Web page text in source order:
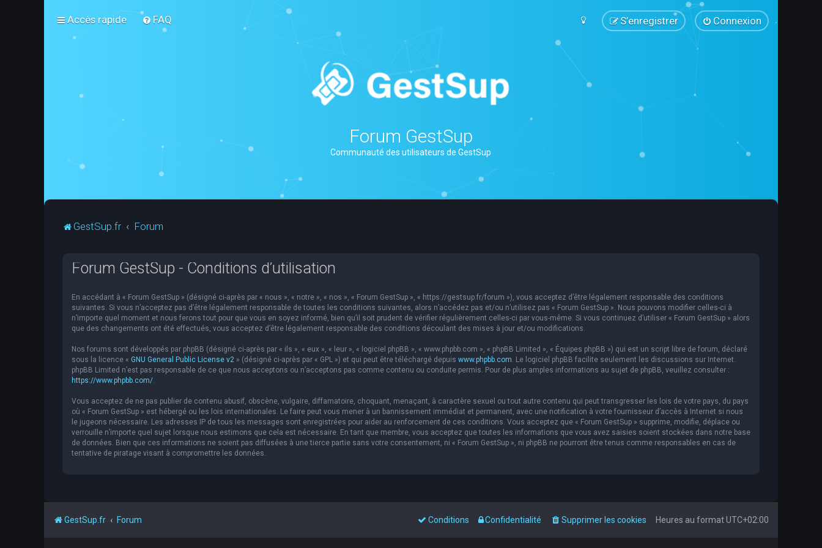
Accès rapide FAQ Connexion
S’enregistrer
Forum GestSup
Communauté des utilisateurs de GestSup
GestSup.fr Forum
Forum GestSup - Conditions d’utilisation
En accédant à « Forum GestSup » (désigné ci-après par « nous », « notre », « nos », « Forum GestSup », « https://gestsup.fr/forum »), vous acceptez d’être légalement responsable des conditions
suivantes. Si vous n’acceptez pas d’être légalement responsable de toutes les conditions suivantes, alors n’accédez pas et/ou n’utilisez pas « Forum GestSup ». Nous pouvons modifier celles-ci à
n’importe quel moment et nous ferons tout pour que vous en soyez informé, bien qu’il soit prudent de vérifier régulièrement celles-ci par vous-même. Si vous continuez d’utiliser « Forum GestSup » alors
que des changements ont été effectués, vous acceptez d’être légalement responsable des conditions découlant des mises à jour et/ou modifications.
Nos forums sont développés par phpBB (désigné ci-après par « ils », « eux », « leur », « logiciel phpBB », « www.phpbb.com », « phpBB Limited », « Équipes phpBB ») qui est un script libre de forum, déclaré
sous la licence « GNU General Public License v2 » (désigné ci-après par « GPL ») et qui peut être téléchargé depuis www.phpbb.com. Le logiciel phpBB facilite seulement les discussions sur Internet.
phpBB Limited n’est pas responsable de ce que nous acceptons ou n’acceptons pas comme contenu ou conduite permis. Pour de plus amples informations au sujet de phpBB, veuillez consulter :
https://www.phpbb.com/.
Vous acceptez de ne pas publier de contenu abusif, obscène, vulgaire, diffamatoire, choquant, menaçant, à caractère sexuel ou tout autre contenu qui peut transgresser les lois de votre pays, du pays
où « Forum GestSup » est hébergé ou les lois internationales. Le faire peut vous mener à un bannissement immédiat et permanent, avec une notification à votre fournisseur d’accès à Internet si nous
le jugeons nécessaire. Les adresses IP de tous les messages sont enregistrées pour aider au renforcement de ces conditions. Vous acceptez que « Forum GestSup » supprime, modifie, déplace ou
verrouille n’importe quel sujet lorsque nous estimons que cela est nécessaire. En tant que membre, vous acceptez que toutes les informations que vous avez saisies soient stockées dans notre base
de données. Bien que ces informations ne soient pas diffusées à une tierce partie sans votre consentement, ni « Forum GestSup », ni phpBB ne pourront être tenus comme responsables en cas de
tentative de piratage visant à compromettre les données.
GestSup.fr Forum Heures au formatUTC+02:00
Supprimer les cookies
Confidentialité
Conditions